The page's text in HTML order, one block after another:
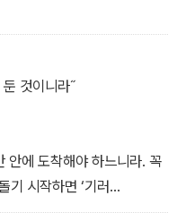
가 물었다.
지 어떻게 가려고요?˝
것이니라˝
안에 도착해야 하느니라. 꼭
기 시작하면 ‘기러